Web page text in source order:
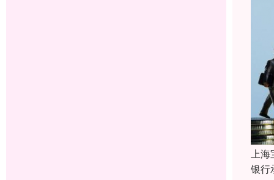
上海
银行